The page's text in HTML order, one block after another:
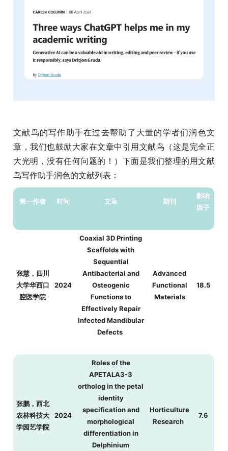
文献鸟的写作助手在过去帮助了大量的学者们润色文
章，我们也鼓励大家在文章中引用文献鸟（这是完全正
大光明，没有任何问题的！）下面是我们整理的用文献
鸟写作助手润色的文献列表：
第一作者 时间 文章 期刊
影响
因子
张慧，四川
大学华西口
腔医学院
2024
Coaxial 3D Printing
Scaffolds with
Sequential
Antibacterial and
Osteogenic
Functions to
Effectively Repair
Infected Mandibular
Defects
Advanced
Functional
Materials
18.5
张鹏，西北
农林科技大
学园艺学院
2024
Roles of the
APETALA3-3
ortholog in the petal
identity
specification and
morphological
differentiation in
Delphinium
Horticulture
Research
7.6